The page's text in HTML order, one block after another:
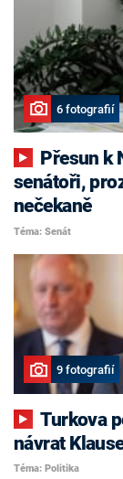
6 fotografií
senátoři,
nečekaně
Téma: Senát
9 fotografií
Turkova pomsta, nekonfliktní Havlíček i
návrat
Téma: Politika